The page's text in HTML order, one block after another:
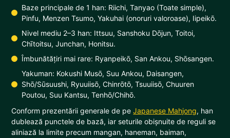
Baze principale de 1 han: Riichi, Tanyao (Toate simple),
Pinfu, Menzen Tsumo, Yakuhai (onoruri valoroase), Iipeikō.
Nivel mediu 2–3 han: Ittsuu, Sanshoku Dōjun, Toitoi,
Chītoitsu, Junchan, Honitsu.
Îmbunătățiri mai rare: Ryanpeikō, San Ankou, Shōsangen.
Yakuman: Kokushi Musō, Suu Ankou, Daisangen,
Shō/Sūsuushi, Ryuuiisō, Chinrōtō, Tsuuiisō, Chuuren
Poutou, Suu Kantsu, Tenhō/Chihō.
Conform prezentării generale de peJapanese Mahjong, han
dublează punctele de bază, iar seturile obișnuite de reguli se
aliniază la limite precum mangan, haneman, baiman,